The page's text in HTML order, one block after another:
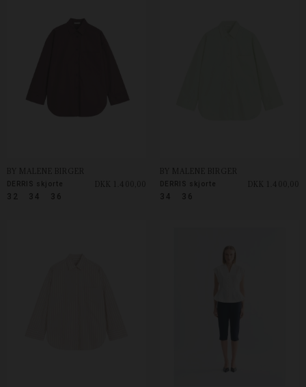
32 34 36
BY MALENE BIRGER
DERRIS skjorte
DKK 1.400,00
34
36
BY MALENE BIRGER
DERRIS skjorte DKK 1.400,00